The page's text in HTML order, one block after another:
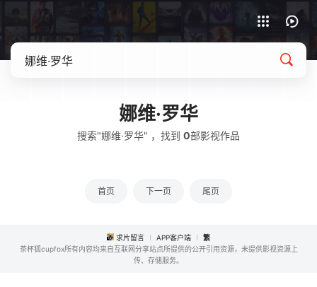
娜维·罗华
搜索"娜维·罗华" ，找到 0部影视作品
首页 下一页 尾页
求片留言 APP客户端
繁
茶杯狐cupfox所有内容均来自互联网分享站点所提供的公开引用资源，未提供影视资源上
传、存储服务。